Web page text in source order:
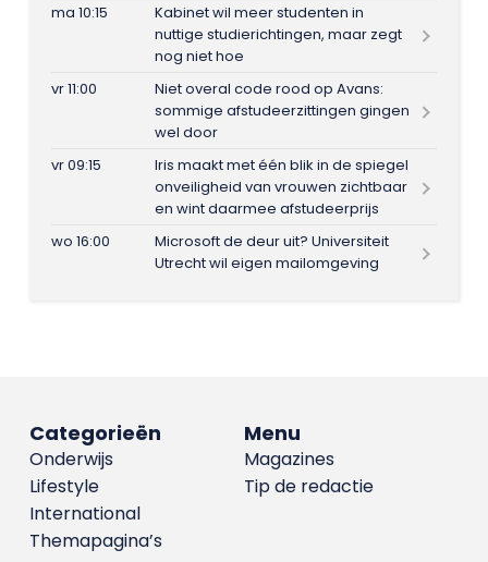
ma 10:15
Kabinet wil meer studenten in
nuttige studierichtingen, maar zegt
nog niet hoe
vr 11:00
Niet overal code rood op Avans:
sommige afstudeerzittingen gingen
wel door
vr 09:15
Iris maakt met één blik in de spiegel
onveiligheid van vrouwen zichtbaar
en wint daarmee afstudeerprijs
wo 16:00
Microsoft de deur uit? Universiteit
Utrecht wil eigen mailomgeving
Menu
Magazines
Tip de redactie
Categorieën
Onderwijs
Lifestyle
International
Themapagina’s